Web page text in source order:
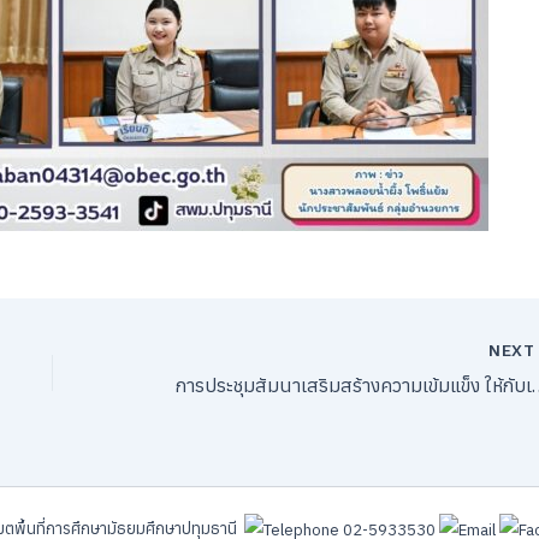
NEXT
การประชุมสัมนาเสริมสร้างความเ
ตพื้นที่การศึกษามัธยมศึกษาปทุมธานี